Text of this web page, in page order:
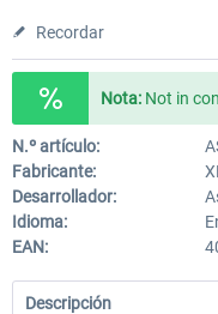
Recordar
Nota: Not in
N.º artículo:
Fabricante:
Desarrollador:
Idioma:
EAN:
Descripción